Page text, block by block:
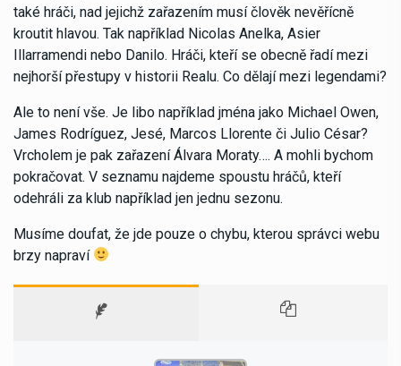
také hráči, nad jejichž zařazením musí člověk nevěřícně
kroutit hlavou. Tak například Nicolas Anelka, Asier
Illarramendi nebo Danilo. Hráči, kteří se obecně řadí mezi
nejhorší přestupy v historii Realu. Co dělají mezi legendami?
Ale to není vše. Je libo například jména jako Michael Owen,
James Rodríguez, Jesé, Marcos Llorente či Julio César?
Vrcholem je pak zařazení Álvara Moraty…. A mohli bychom
pokračovat. V seznamu najdeme spoustu hráčů, kteří
odehráli za klub například jen jednu sezonu.
Musíme doufat, že jde pouze o chybu, kterou správci webu
brzy napraví